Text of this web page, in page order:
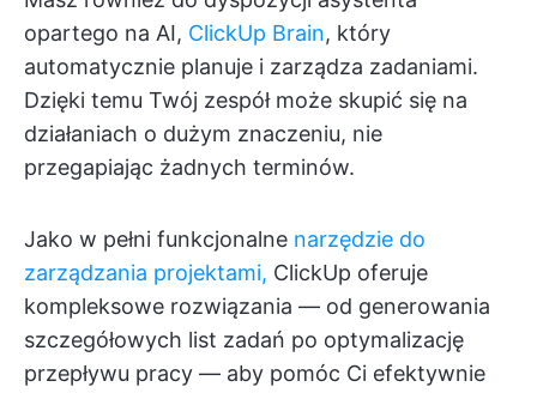
opartego na AI, ClickUp Brain, który
automatycznie planuje i zarządza zadaniami.
Dzięki temu Twój zespół może skupić się na
działaniach o dużym znaczeniu, nie
przegapiając żadnych terminów.
Jako w pełni funkcjonalne narzędzie do
zarządzania projektami, ClickUp oferuje
kompleksowe rozwiązania — od generowania
szczegółowych list zadań po optymalizację
przepływu pracy — aby pomóc Ci efektywnie